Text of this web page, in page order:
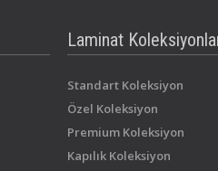
Laminat
Standart Koleksiyon
Özel Koleksiyon
Premium Koleksiyon
Kapılık Koleksiyon